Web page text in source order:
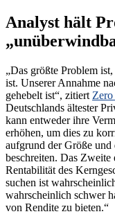
Analyst hält
„Das größte Problem
ist. Unserer Annahme
gehebelt ist“, zitiert
Deutschlands ältester
kann entweder ihre
erhöhen, um dies zu
aufgrund der Größe und
beschreiten. Das
Rentabilität des
suchen ist
wahrscheinlich schwer
von Rendite zu bieten.“